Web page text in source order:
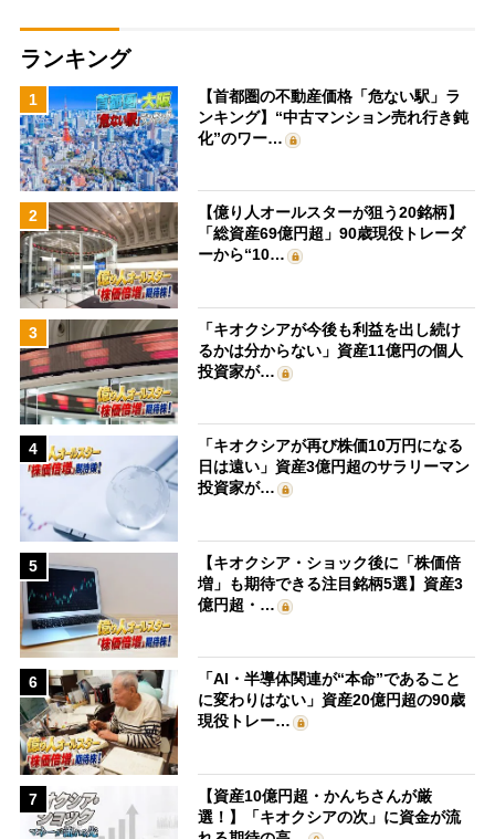
ランキング
1
【首都圏の不動産価格「危ない駅」ラ
ンキング】“中古マンション売れ行き鈍
化”のワー…
2
【億り人オールスターが狙う20銘柄】
「総資産69億円超」90歳現役トレーダ
ーから“10…
3
「キオクシアが今後も利益を出し続け
るかは分からない」資産11億円の個人
投資家が…
4
「キオクシアが再び株価10万円になる
日は遠い」資産3億円超のサラリーマン
投資家が…
5
【キオクシア・ショック後に「株価倍
増」も期待できる注目銘柄5選】資産3
億円超・…
6
「AI・半導体関連が“本命”であること
に変わりはない」資産20億円超の90歳
現役トレー…
7
【資産10億円超・かんちさんが厳
選！】「キオクシアの次」に資金が流